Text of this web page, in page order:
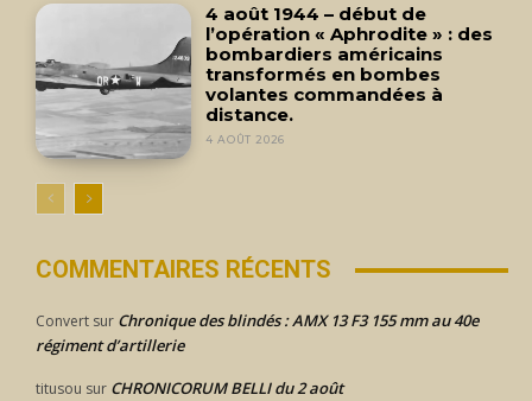
4 août 1944 – début de
l’opération « Aphrodite » : des
bombardiers américains
transformés en bombes
volantes commandées à
distance.
4 AOÛT 2026
COMMENTAIRES RÉCENTS
Convert sur Chronique des blindés : AMX 13 F3 155 mm au 40e
régiment d’artillerie
titusou sur CHRONICORUM BELLI du 2 août